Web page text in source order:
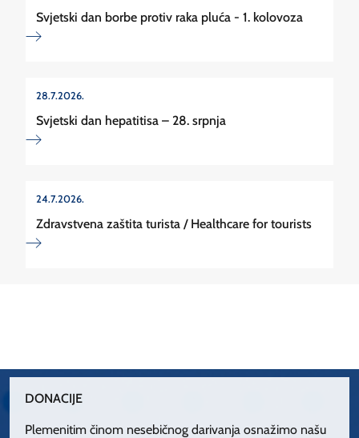
Svjetski dan borbe protiv raka pluća - 1. kolovoza
28.7.2026.
Svjetski dan hepatitisa – 28. srpnja
24.7.2026.
Zdravstvena zaštita turista / Healthcare for tourists
DONACIJE
Plemenitim činom nesebičnog darivanja osnažimo našu